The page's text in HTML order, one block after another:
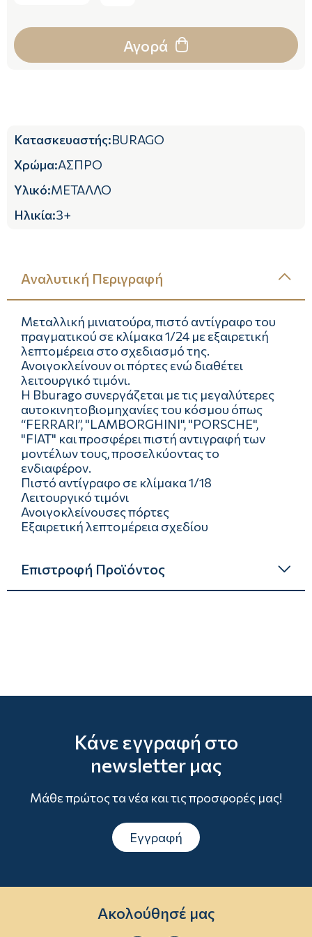
Αγορά
Κατασκευαστής:BURAGO
Χρώμα:ΑΣΠΡΟ
Υλικό:ΜΕΤΑΛΛΟ
Ηλικία:3+
Αναλυτική Περιγραφή
Μεταλλική μινιατούρα, πιστό αντίγραφο του
πραγματικού σε κλίμακα 1/24 με εξαιρετική
λεπτομέρεια στο σχεδιασμό της.
Ανοιγοκλείνουν οι πόρτες ενώ διαθέτει
λειτουργικό τιμόνι.
Η Bburago συνεργάζεται με τις μεγαλύτερες
αυτοκινητοβιομηχανίες του κόσμου όπως
“FERRARI”, "LAMBORGHINI", "PORSCHE",
"FIAT" και προσφέρει πιστή αντιγραφή των
μοντέλων τους, προσελκύοντας το
ενδιαφέρον.
Πιστό αντίγραφο σε κλίμακα 1/18
Λειτουργικό τιμόνι
Ανοιγοκλείνουσες πόρτες
Εξαιρετική λεπτομέρεια σχεδίου
Επιστροφή Προϊόντος
Κάνε εγγραφή στο
newsletter μας
Μάθε πρώτος τα νέα και τις προσφορές μας!
Εγγραφή
Ακολούθησέ μας